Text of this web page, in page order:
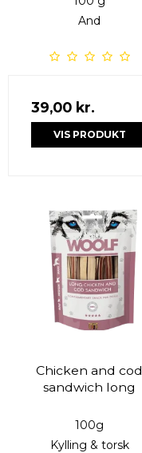
And
39,00 kr.
VIS PRODUKT
Chicken and cod
sandwich long
100g
Kylling & torsk